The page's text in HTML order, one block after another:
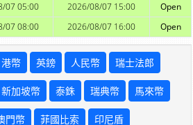
07 05:00 2026/08/07 15:00
Open
07 08:00 2026/08/07 16:00 Open
港幣 英鎊 人民幣 瑞士法郎
新加坡幣 泰銖 瑞典幣 馬來幣
門幣 菲國比索 印尼盾